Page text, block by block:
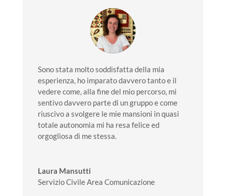
Sono stata molto soddisfatta della mia
esperienza, ho imparato davvero tanto e il
vedere come, alla fine del mio percorso, mi
sentivo davvero parte di un gruppo e come
riuscivo a svolgere le mie mansioni in quasi
totale autonomia mi ha resa felice ed
orgogliosa di me stessa.
Laura Mansutti
Servizio Civile Area Comunicazione